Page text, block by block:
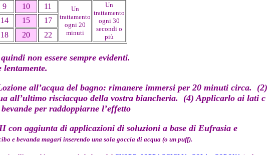
9 10 11
Un
trattamento
ogni 20
minuti
Un
trattamento
ogni 30
secondi o
più
14 15 17
18 20 22
non essere sempre evidenti.
lentamente.
all’acqua del bagno: rimanere immersi per 20 minuti circa. (2)
all’ultimo risciacquo della vostra biancheria. (4) Applicarlo ai lati c
per raddoppiarne l’effetto
con aggiunta di applicazioni di soluzioni a base di Eufrasia e
e bevanda magari inserendo una sola goccia di acqua (o un puff).